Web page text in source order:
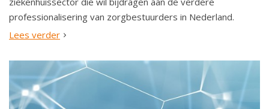
professionalisering van zorgbestuurders in Nederland.
Lees verder